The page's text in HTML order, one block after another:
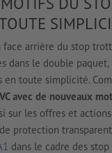
face arrière du stop
dans le double
en toute simplicité.
avec de nouveaux
sur les offres et
protection
dans le cadre des